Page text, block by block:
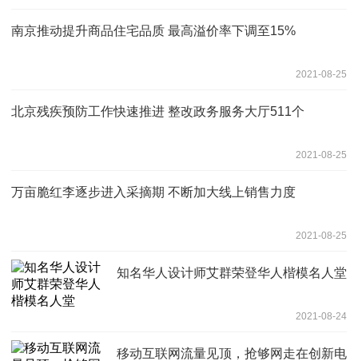
南京推动提升商品住宅品质 最高溢价率下调至15%
2021-08-25
北京残疾预防工作快速推进 整改政务服务大厅511个
2021-08-25
万亩脆红李逐步进入采摘期 不断加大线上销售力度
2021-08-25
知名华人设计师艾群荣登华人楷模名人堂
2021-08-24
移动互联网流量见顶，抢够网走在创新电